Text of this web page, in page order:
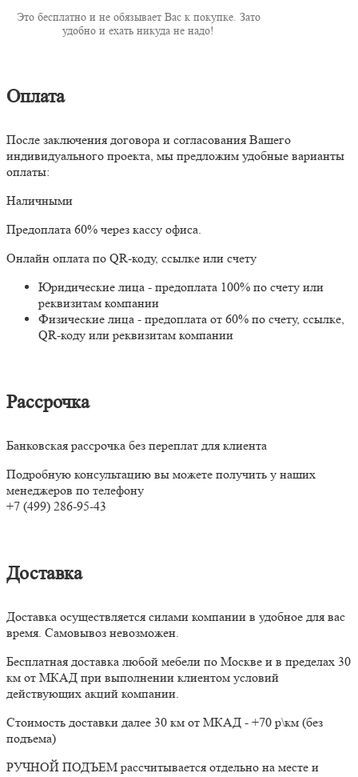
Это бесплатно и не обязывает Вас к покупке. Зато
удобно и ехать никуда не надо!
Оплата
После заключения договора и согласования Вашего
индивидуального проекта, мы предложим удобные варианты
оплаты:
Наличными
Предоплата 60% через кассу офиса.
Онлайн оплата по QR-коду, ссылке или счету
Юридические лица - предоплата 100% по счету или
реквизитам компании
Физические лица - предоплата от 60% по счету, ссылке,
QR-коду или реквизитам компании
Рассрочка
Банковская рассрочка без переплат для клиента
Подробную консультацию вы можете получить у наших
менеджеров по телефону
+7 (499) 286-95-43
Доставка
Доставка осуществляется силами компании в удобное для вас
время. Самовывоз невозможен.
Бесплатная доставка любой мебели по Москве и в пределах 30
км от МКАД при выполнении клиентом условий
действующих акций компании.
Стоимость доставки далее 30 км от МКАД - +70 р\км (без
подъема)
РУЧНОЙ ПОДЪЕМ рассчитывается отдельно на месте и